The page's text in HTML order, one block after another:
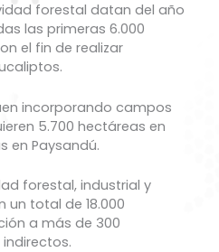
forestal datan del año
las primeras 6.000
el fin de realizar
incorporando campos
5.700 hectáreas en
en Paysandú.
forestal, industrial y
un total de 18.000
a más de 300